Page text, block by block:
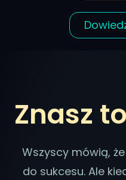
Znasz
Wszyscy mówią,
do sukcesu. Ale